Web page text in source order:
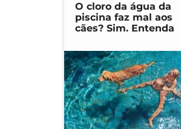
O cloro da água da
piscina faz mal aos
cães? Sim. Entenda